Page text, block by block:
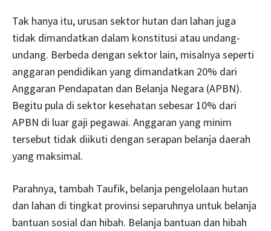
Tak hanya itu, urusan sektor hutan dan lahan juga
tidak dimandatkan dalam konstitusi atau undang-
undang. Berbeda dengan sektor lain, misalnya seperti
anggaran pendidikan yang dimandatkan 20% dari
Anggaran Pendapatan dan Belanja Negara (APBN).
Begitu pula di sektor kesehatan sebesar 10% dari
APBN di luar gaji pegawai. Anggaran yang minim
tersebut tidak diikuti dengan serapan belanja daerah
yang maksimal.
Parahnya, tambah Taufik, belanja pengelolaan hutan
dan lahan di tingkat provinsi separuhnya untuk belanja
bantuan sosial dan hibah. Belanja bantuan dan hibah